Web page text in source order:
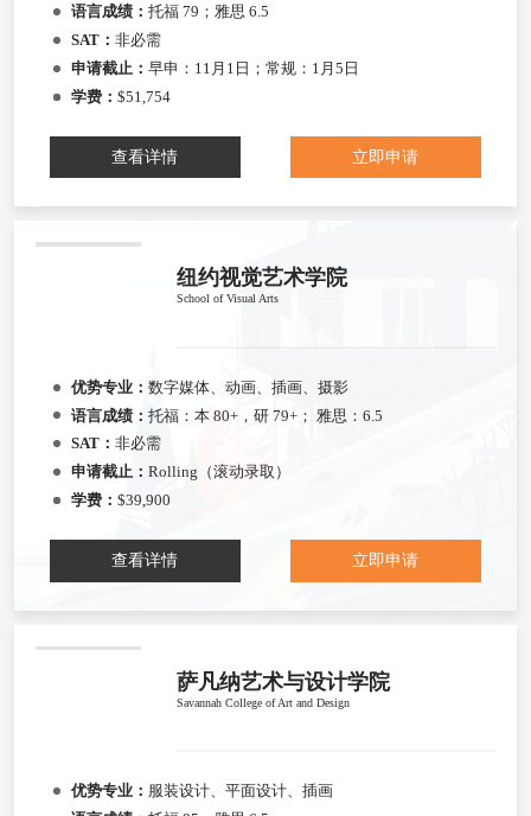
语言成绩： 托福 79；雅思 6.5
SAT： 非必需
申请截止： 早申：11月1日；常规：1月5日
学费： $51,754
查看详情 立即申请
纽约视觉艺术学院
School of Visual Arts
优势专业： 数字媒体、动画、插画、摄影
语言成绩： 托福：本 80+，研 79+； 雅思：6.5
SAT： 非必需
申请截止： Rolling（滚动录取）
学费： $39,900
查看详情 立即申请
萨凡纳艺术与设计学院
Savannah College of Art and Design
优势专业： 服装设计、平面设计、插画